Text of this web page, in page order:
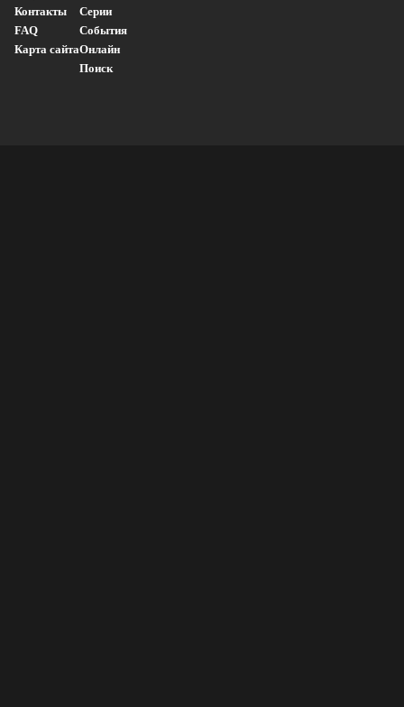
Контакты
FAQ
Карта сайта
Серии
События
Онлайн
Поиск